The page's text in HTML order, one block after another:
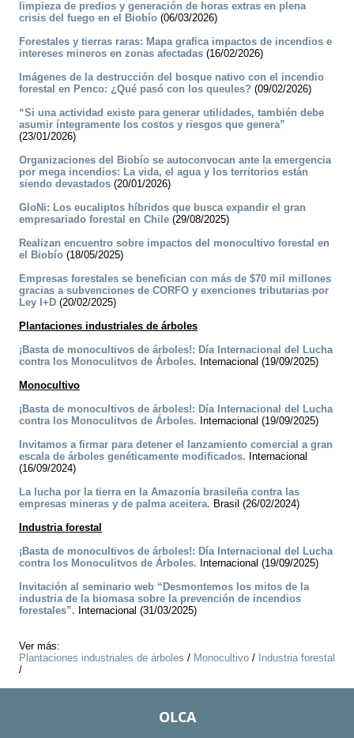
limpieza de predios y generación de horas extras en plena
crisis del fuego en el Biobío (06/03/2026)
Forestales y tierras raras: Mapa grafica impactos de incendios e
intereses mineros en zonas afectadas (16/02/2026)
Imágenes de la destrucción del bosque nativo con el incendio
forestal en Penco: ¿Qué pasó con los queules? (09/02/2026)
“Si una actividad existe para generar utilidades, también debe
asumir íntegramente los costos y riesgos que genera”
(23/01/2026)
Organizaciones del Biobío se autoconvocan ante la emergencia
por mega incendios: La vida, el agua y los territorios están
siendo devastados (20/01/2026)
GloNi: Los eucaliptos híbridos que busca expandir el gran
empresariado forestal en Chile (29/08/2025)
Realizan encuentro sobre impactos del monocultivo forestal en
el Biobío (18/05/2025)
Empresas forestales se benefician con más de $70 mil millones
gracias a subvenciones de CORFO y exenciones tributarias por
Ley I+D (20/02/2025)
Plantaciones industriales de árboles
¡Basta de monocultivos de árboles!: Día Internacional del Lucha
contra los Monoculitvos de Árboles. Internacional (19/09/2025)
Monocultivo
¡Basta de monocultivos de árboles!: Día Internacional del Lucha
contra los Monoculitvos de Árboles. Internacional (19/09/2025)
Invitamos a firmar para detener el lanzamiento comercial a gran
escala de árboles genéticamente modificados. Internacional
(16/09/2024)
La lucha por la tierra en la Amazonía brasileña contra las
empresas mineras y de palma aceitera. Brasil (26/02/2024)
Industria forestal
¡Basta de monocultivos de árboles!: Día Internacional del Lucha
contra los Monoculitvos de Árboles. Internacional (19/09/2025)
Invitación al seminario web “Desmontemos los mitos de la
industria de la biomasa sobre la prevención de incendios
forestales”. Internacional (31/03/2025)
Ver más:
Plantaciones industriales de árboles / Monocultivo / Industria forestal
/
OLCA